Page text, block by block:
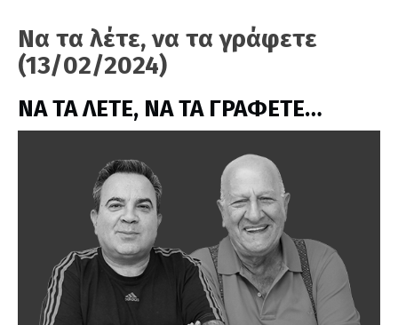
Να τα λέτε, να τα γράφετε
(13/02/2024)
ΝΑ ΤΑ ΛΕΤΕ, ΝΑ ΤΑ ΓΡΑΦΕΤΕ…